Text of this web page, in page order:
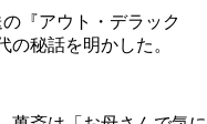
『アウト・デラック
の秘話を明かした。